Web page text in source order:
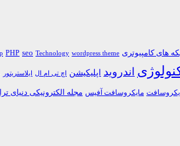
PHP seo Technology wordpress theme های کامپیوتری
اندروید اپلیکیشن اچ تی ام ال ایلاستریتور
مایکروسافت آفیس مجله الکترونیکی دنیای